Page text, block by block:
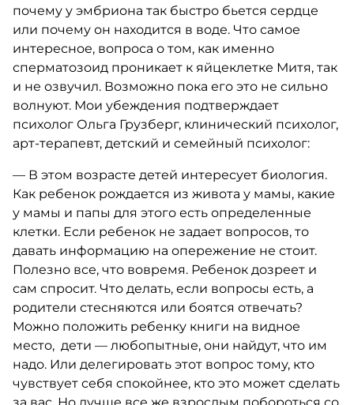
почему у эмбриона так быстро бьется сердце
или почему он находится в воде. Что самое
интересное, вопроса о том, как именно
сперматозоид проникает к яйцеклетке Митя, так
и не озвучил. Возможно пока его это не сильно
волнуют. Мои убеждения подтверждает
психолог Ольга Грузберг, клинический психолог,
арт-терапевт, детский и семейный психолог:
— В этом возрасте детей интересует биология.
Как ребенок рождается из живота у мамы, какие
у мамы и папы для этого есть определенные
клетки. Если ребенок не задает вопросов, то
давать информацию на опережение не стоит.
Полезно все, что вовремя. Ребенок дозреет и
сам спросит. Что делать, если вопросы есть, а
родители стесняются или боятся отвечать?
Можно положить ребенку книги на видное
место, дети — любопытные, они найдут, что им
надо. Или делегировать этот вопрос тому, кто
чувствует себя спокойнее, кто это может сделать